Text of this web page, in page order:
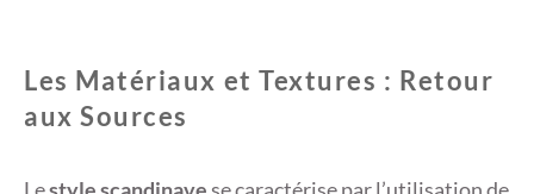
Les Matériaux et Textures : Retour
aux Sources